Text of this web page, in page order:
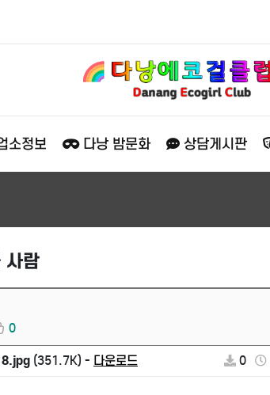
소정보 다낭 밤문화 상담게시판
사람
0
(351.7K) - 다운로드 0